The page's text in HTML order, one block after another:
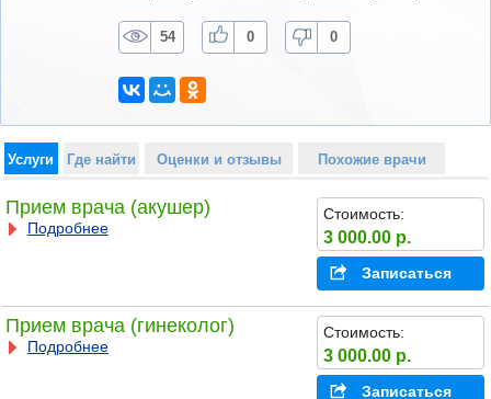
54 0 0
Услуги Где найти Оценки и отзывы Похожие врачи
Прием врача (акушер)
Подробнее
Стоимость:
3 000.00 р.
Записаться
Прием врача (гинеколог)
Подробнее
Стоимость:
3 000.00 р.
Записаться